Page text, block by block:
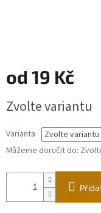
od 19 Kč
cena:
Zvolte variantu
Varianta
Můžeme doručit do: